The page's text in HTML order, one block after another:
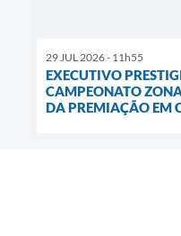
29 JUL 2026 - 11h55
EXECUTIVO
CAMPEONATO
DA PREMIAÇÃO EM